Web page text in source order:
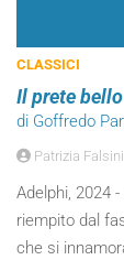
CLASSICI
Il prete bello
di Goffredo
Patrizia Falsini
Adelphi, 2024
riempito dal
che si